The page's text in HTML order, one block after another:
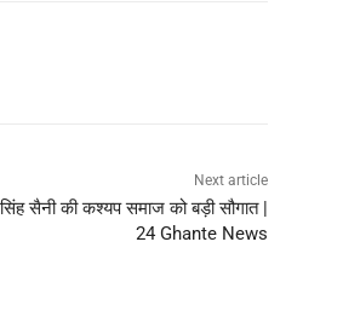
Next article
सिंह सैनी की कश्यप समाज को बड़ी सौगात |
24 Ghante News